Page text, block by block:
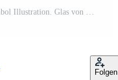
Orange Saft mit Orange Vektor Symbol Illustration. Glas von Orange Saft eben Symbol Pro Vektor
Folgen